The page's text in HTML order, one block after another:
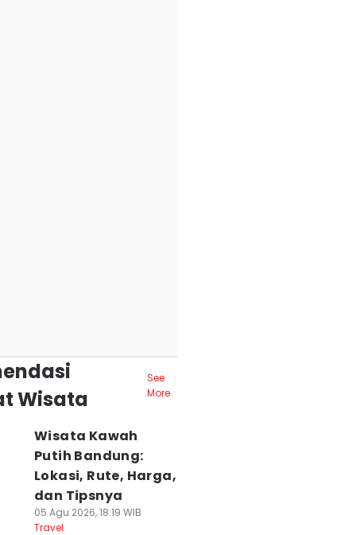
Wisata
See
More
Wisata Kawah
Putih Bandung:
Lokasi, Rute, Harga,
dan Tipsnya
05 Agu 2026, 18:19 WIB
Travel